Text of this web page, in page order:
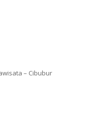
– Cibubur